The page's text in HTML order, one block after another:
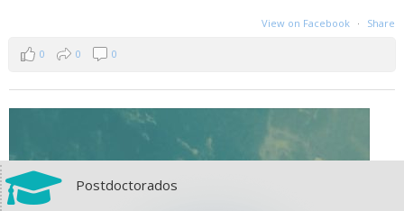
View on Facebook · Share
0 0 0
 Postdoctorados